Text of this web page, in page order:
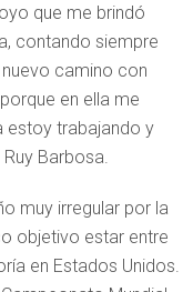
que me brindó
contando siempre
camino con
en ella me
estoy trabajando y
Barbosa.
muy irregular por la
objetivo estar entre
en Estados Unidos.